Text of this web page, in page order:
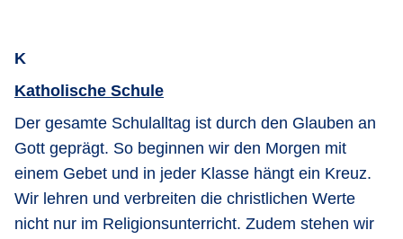
K
Katholische Schule
Der gesamte Schulalltag ist durch den Glauben an
Gott geprägt. So beginnen wir den Morgen mit
einem Gebet und in jeder Klasse hängt ein Kreuz.
Wir lehren und verbreiten die christlichen Werte
nicht nur im Religionsunterricht. Zudem stehen wir